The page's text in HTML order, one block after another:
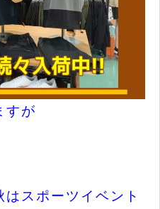
すが
はスポーツイベント